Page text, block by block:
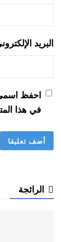
البريد
احفظ
في هذا
الرائجة